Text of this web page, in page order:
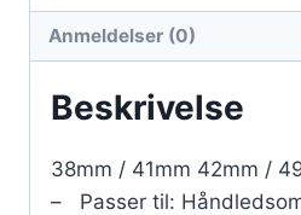
Anmeldelser (0)
Beskrivelse
38mm / 41mm 42mm /
– Passer til: